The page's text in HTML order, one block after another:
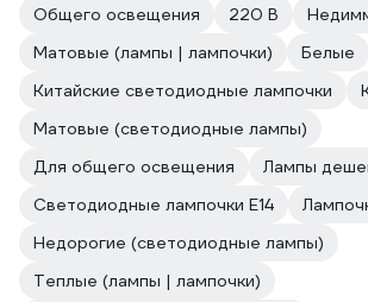
Общего освещения
220 В
Матовые (лампы | лампочки)
Белые
Китайские светодиодные лампочки
Матовые (светодиодные лампы)
Для общего освещения
Лампы
Светодиодные лампочки E14
Недорогие (светодиодные лампы)
Теплые (лампы | лампочки)